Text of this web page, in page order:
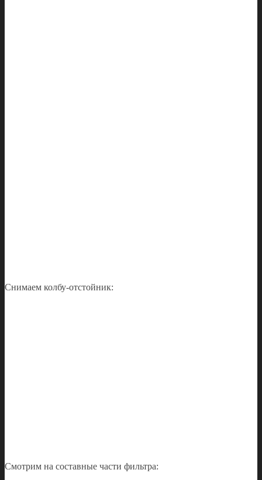
Снимаем колбу-отстойник:
Смотрим на составные части фильтра: